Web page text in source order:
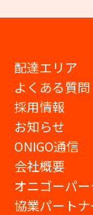
配達エリア
よくある質問
採用情報
お知らせ
ONIGO通信
会社概要
オニゴーパー
協業パートナ